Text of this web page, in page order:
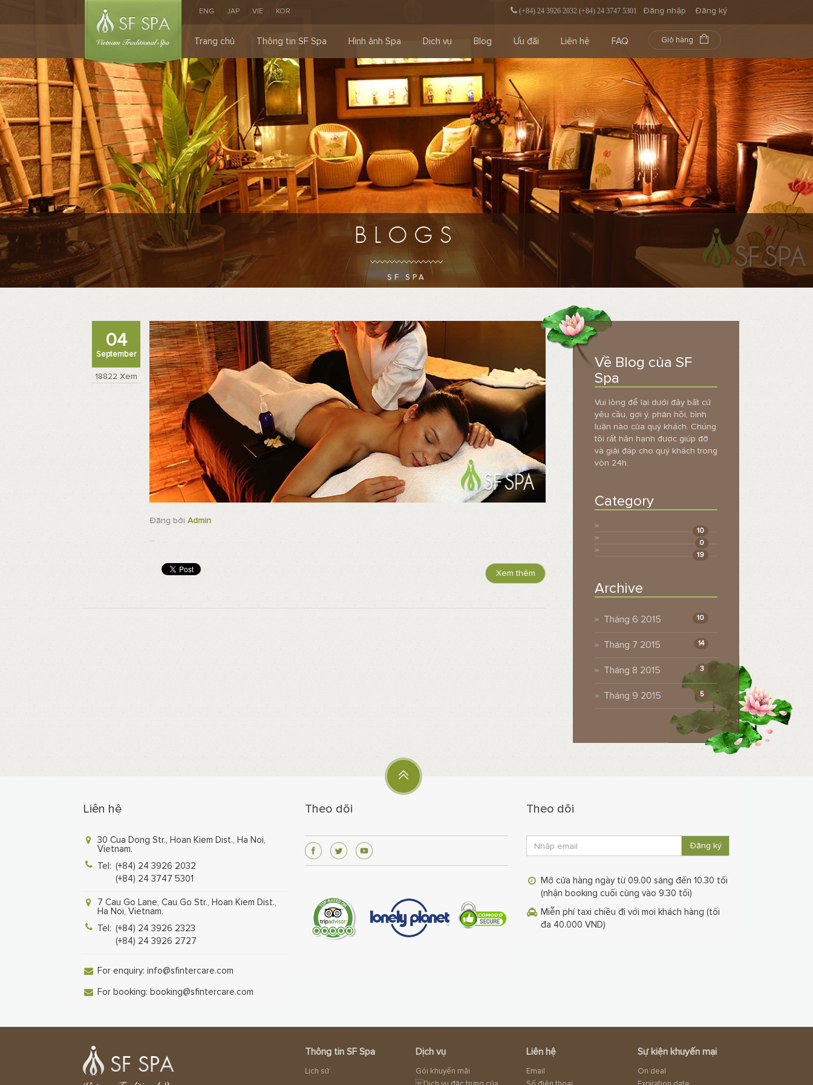
ENG JAP VIE KOR (+84) 24 3926 2032 (+84) 24 3747 5301 Đăng nhập Đăng ký
Trang chủ Thông tin SF Spa Hình ảnh Spa Dịch vụ Blog Ưu đãi Liên hệ FAQ Giỏ hàng
BLOGS
SF SPA
04
September
18822 Xem
Đăng bởi Admin
...
Xem thêm
Về Blog của SF
Spa
Vui lòng để lại dưới đây bất cứ
yêu cầu, gợi ý, phản hồi, bình
luận nào của quý khách. Chúng
tôi rất hân hạnh được giúp đỡ
và giải đáp cho quý khách trong
vòn 24h.
Category
10
0
19
Archive
Tháng 6 2015 10
Tháng 7 2015 14
Tháng 8 2015 3
Tháng 9 2015 5
Liên hệ
30 Cua Dong Str., Hoan Kiem Dist., Ha Noi,
Vietnam.
Tel: (+84) 24 3926 2032
(+84) 24 3747 5301
7 Cau Go Lane, Cau Go Str., Hoan Kiem Dist.,
Ha Noi, Vietnam.
Tel: (+84) 24 3926 2323
(+84) 24 3926 2727
For enquiry: info@sfintercare.com
For booking: booking@sfintercare.com
Theo dõi Theo dõi
Đăng ký
Mở cửa hàng ngày từ 09.00 sáng đến 10.30 tối
(nhận booking cuối cùng vào 9.30 tối)
Miễn phí taxi chiều đi với mọi khách hàng (tối
đa 40.000 VND)
Thông tin SF Spa
Lịch sử
Dịch vụ
Gói khuyến mãi
Liên hệ
Email
Sự kiện khuyến mại
On deal